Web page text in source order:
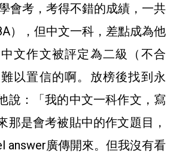
會考，考得不錯的成績，一共
），但中文一科，差點成為他
文作文被評定為二級（不合
以置信的啊。放榜後找到永
說：「我的中文一科作文，寫
那是會考被貼中的作文題目，
answer廣傳開來。但我沒有看